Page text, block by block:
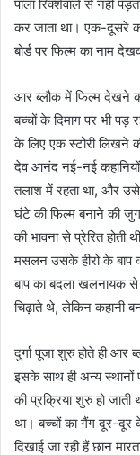
पाला रिक्शेवाले से नहीं
कर जाता था। एक-दूसरे
बोर्ड पर फिल्म का नाम
आर ब्लौक में फिल्म देखने
बच्चों के दिमाग पर भी
के लिए एक स्टोरी लिखने
देव आनंद नई-नई
तलाश में रहता था, और
घंटे की फिल्म बनाने की
की भावना से प्रेरित होती
मसलन उसके हीरो के बाप
बाप का बदला खलनायक
चिढ़ाते थे, लेकिन
दुर्गा पूजा शुरु होते ही आर
इसके साथ ही अन्य स्थानों
की प्रक्रिया शुरु हो
था। बच्चों का गैंग दूर-दूर
दिखाई जा रही हैं छान